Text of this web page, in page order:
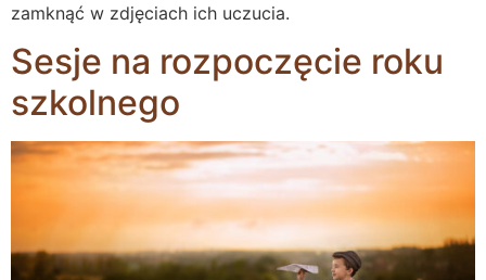
zamknąć w zdjęciach ich uczucia.
Sesje na rozpoczęcie roku
szkolnego